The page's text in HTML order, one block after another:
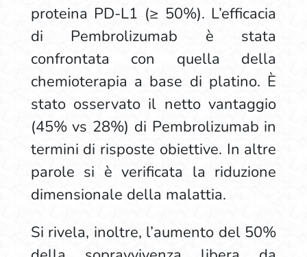
proteina PD-L1 (≥ 50%). L’efficacia
di Pembrolizumab è stata
confrontata con quella della
chemioterapia a base di platino. È
stato osservato il netto vantaggio
(45% vs 28%) di Pembrolizumab in
termini di risposte obiettive. In altre
parole si è verificata la riduzione
dimensionale della malattia.
Si rivela, inoltre, l’aumento del 50%